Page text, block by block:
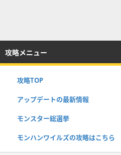
攻略メニュー
攻略TOP
アップデートの最新情報
モンスター総選挙
モンハンワイルズの攻略はこちら